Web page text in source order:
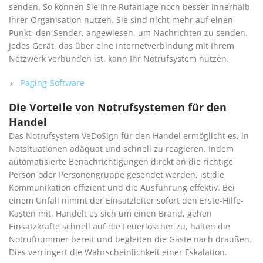
senden. So können Sie Ihre Rufanlage noch besser innerhalb
Ihrer Organisation nutzen. Sie sind nicht mehr auf einen
Punkt, den Sender, angewiesen, um Nachrichten zu senden.
Jedes Gerät, das über eine Internetverbindung mit Ihrem
Netzwerk verbunden ist, kann Ihr Notrufsystem nutzen.
Paging-Software
Die Vorteile von Notrufsystemen für den
Handel
Das Notrufsystem VeDoSign für den Handel ermöglicht es, in
Notsituationen adäquat und schnell zu reagieren. Indem
automatisierte Benachrichtigungen direkt an die richtige
Person oder Personengruppe gesendet werden, ist die
Kommunikation effizient und die Ausführung effektiv. Bei
einem Unfall nimmt der Einsatzleiter sofort den Erste-Hilfe-
Kasten mit. Handelt es sich um einen Brand, gehen
Einsatzkräfte schnell auf die Feuerlöscher zu, halten die
Notrufnummer bereit und begleiten die Gäste nach draußen.
Dies verringert die Wahrscheinlichkeit einer Eskalation.